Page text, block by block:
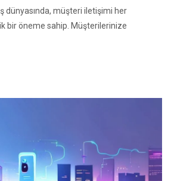
dünyasında, müşteri iletişimi her
bir öneme sahip. Müşterilerinize